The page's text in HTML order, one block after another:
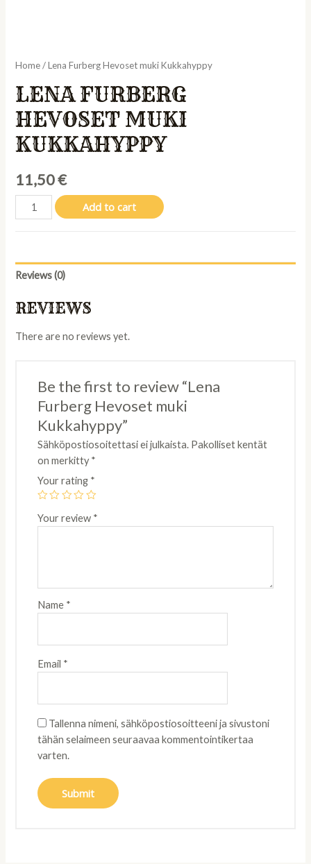
Home/ Lena Furberg Hevoset muki Kukkahyppy
LENA FURBERG
HEVOSET MUKI
KUKKAHYPPY
11,50€
Lena
Furberg
Kukkahyppy
quantity
Add to cart
Reviews (0)
REVIEWS
There are no reviews yet.
Be the first to review “Lena
Furberg Hevoset muki
Kukkahyppy”
Sähköpostiosoitettasi ei julkaista. Pakolliset kentät
on merkitty*
Your rating *
Your review *
Name *
Email *
Tallenna nimeni, sähköpostiosoitteeni ja sivustoni
tähän selaimeen seuraavaa kommentointikertaa
varten.